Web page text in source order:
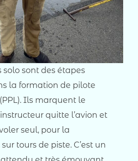
solo sont des étapes
la formation de pilote
Ils marquent le
quitte l’avion et
seul, pour la
tours de piste. C’est un